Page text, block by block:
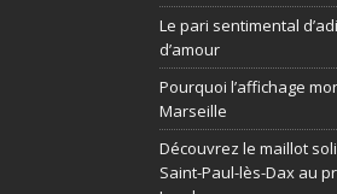
Le pari sentimental
d’amour
Pourquoi l’affichage
Marseille
Découvrez le maillot
Saint-Paul-lès-Dax au